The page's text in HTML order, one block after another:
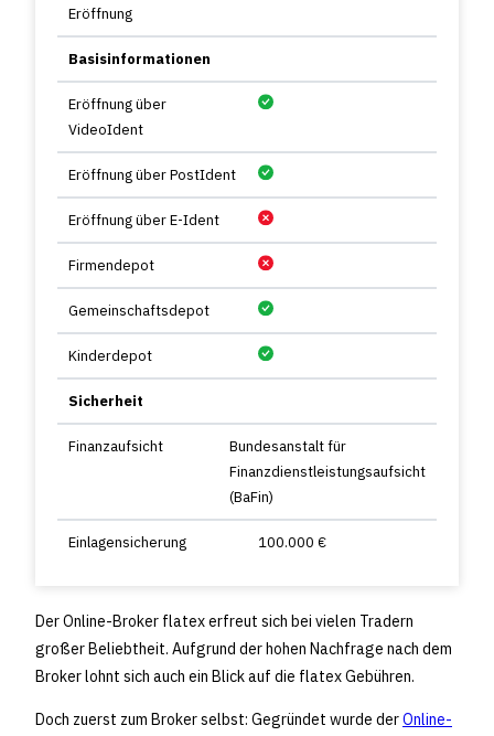
Eröffnung
Basisinformationen
Eröffnung über
VideoIdent
Eröffnung über PostIdent
Eröffnung über E-Ident
Firmendepot
Gemeinschaftsdepot
Kinderdepot
Sicherheit
Finanzaufsicht
Bundesanstalt für
Finanzdienstleistungsaufsicht
(BaFin)
Einlagensicherung 100.000 €
Der Online-Broker flatex erfreut sich bei vielen Tradern
großer Beliebtheit. Aufgrund der hohen Nachfrage nach dem
Broker lohnt sich auch ein Blick auf die flatex Gebühren.
Doch zuerst zum Broker selbst: Gegründet wurde derOnline-